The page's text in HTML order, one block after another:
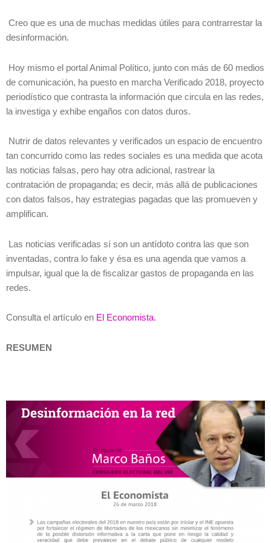
Creo que es una de muchas medidas útiles para contrarrestar la
desinformación.
Hoy mismo el portal Animal Político, junto con más de 60 medios
de comunicación, ha puesto en marcha Verificado 2018, proyecto
periodístico que contrasta la información que circula en las redes,
la investiga y exhibe engaños con datos duros.
Nutrir de datos relevantes y verificados un espacio de encuentro
tan concurrido como las redes sociales es una medida que acota
las noticias falsas, pero hay otra adicional, rastrear la
contratación de propaganda; es decir, más allá de publicaciones
con datos falsos, hay estrategias pagadas que las promueven y
amplifican.
Las noticias verificadas sí son un antídoto contra las que son
inventadas, contra lo fake y ésa es una agenda que vamos a
impulsar, igual que la de fiscalizar gastos de propaganda en las
redes.
Consulta el artículo en El Economista.
RESUMEN